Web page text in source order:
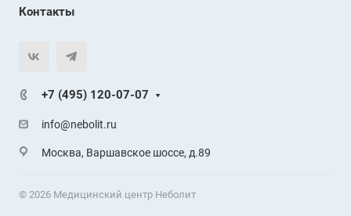
Контакты
+7 (495) 120-07-07
info@nebolit.ru
Москва, Варшавское шоссе, д.89
© 2026 Медицинский центр Неболит